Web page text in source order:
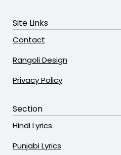
Site Links
Contact
Rangoli Design
Privacy Policy
Section
Hindi Lyrics
Punjabi Lyrics